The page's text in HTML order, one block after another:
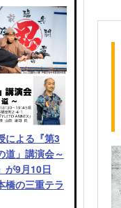
による『第3
道」講演会～
が9月10日
橋の三重テラ